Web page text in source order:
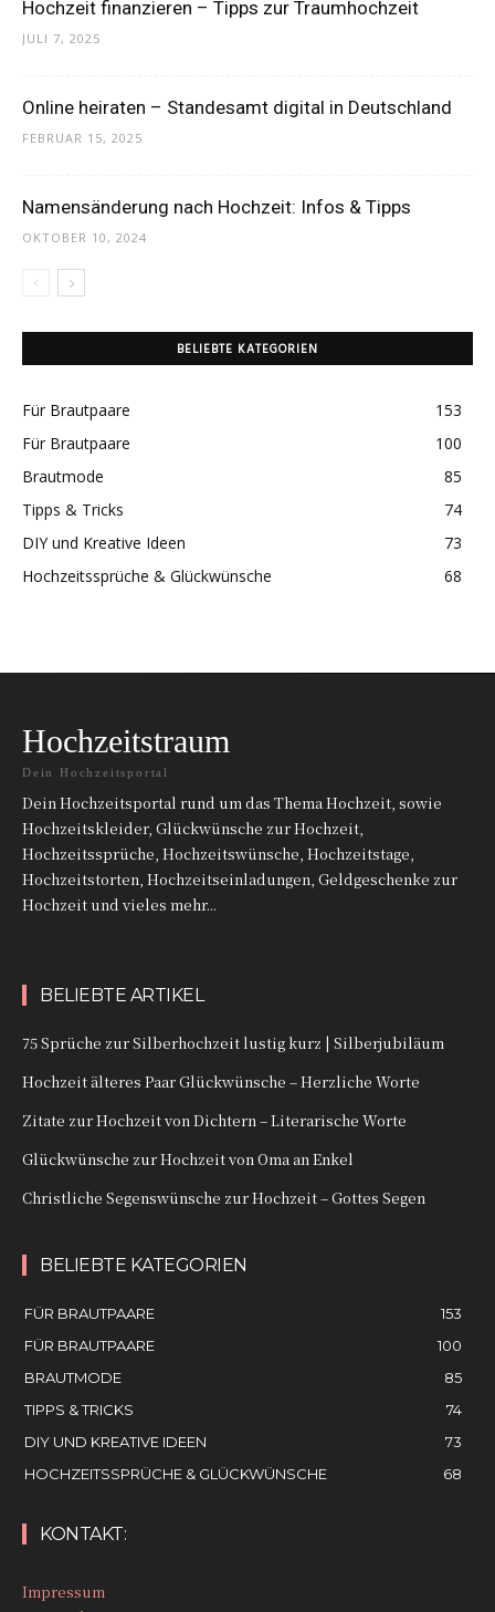
Hochzeit finanzieren – Tipps zur Traumhochzeit
JULI 7, 2025
Online heiraten – Standesamt digital in Deutschland
FEBRUAR 15, 2025
Namensänderung nach Hochzeit: Infos & Tipps
OKTOBER 10, 2024
BELIEBTE KATEGORIEN
Für Brautpaare
153
Für Brautpaare
100
Brautmode
85
Tipps & Tricks
74
DIY und Kreative Ideen
73
Hochzeitssprüche & Glückwünsche
68
Hochzeitstraum
Dein Hochzeitsportal
Dein Hochzeitsportal rund um das Thema Hochzeit, sowie
Hochzeitskleider, Glückwünsche zur Hochzeit,
Hochzeitssprüche, Hochzeitswünsche, Hochzeitstage,
Hochzeitstorten, Hochzeitseinladungen, Geldgeschenke zur
Hochzeit und vieles mehr...
BELIEBTE ARTIKEL
75 Sprüche zur Silberhochzeit lustig kurz | Silberjubiläum
Hochzeit älteres Paar Glückwünsche – Herzliche Worte
Zitate zur Hochzeit von Dichtern – Literarische Worte
Glückwünsche zur Hochzeit von Oma an Enkel
Christliche Segenswünsche zur Hochzeit – Gottes Segen
BELIEBTE KATEGORIEN
FÜR BRAUTPAARE
153
FÜR BRAUTPAARE
100
BRAUTMODE
85
TIPPS & TRICKS
74
DIY UND KREATIVE IDEEN
73
HOCHZEITSSPRÜCHE & GLÜCKWÜNSCHE
68
KONTAKT:
Impressum